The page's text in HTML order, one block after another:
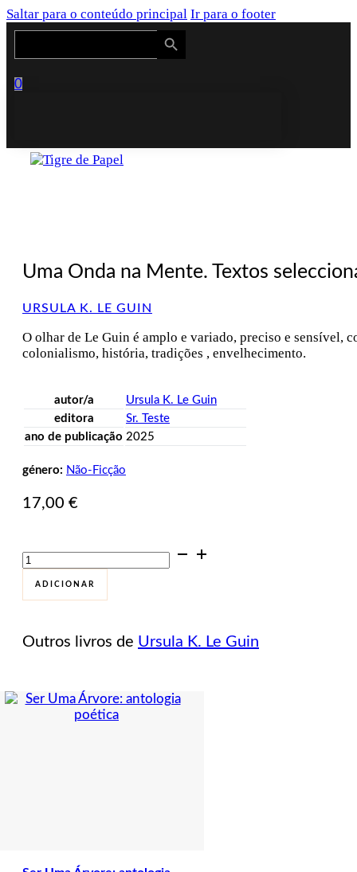
Saltar para o conteúdo principal Ir para o footer
Search
Search Button
0
Uma Onda na Mente. Textos
URSULA K. LE GUIN
O olhar de Le Guin é amplo e variado, preciso e sensível,
colonialismo, história, tradições , envelhecimento.
autor/a
Ursula K. Le Guin
editora
Sr. Teste
ano de publicação 2025
género: Não-Ficção
17,00 €
Quantidade
de
Uma
Onda
Textos
ADICIONAR
Outros livros de Ursula K. Le Guin